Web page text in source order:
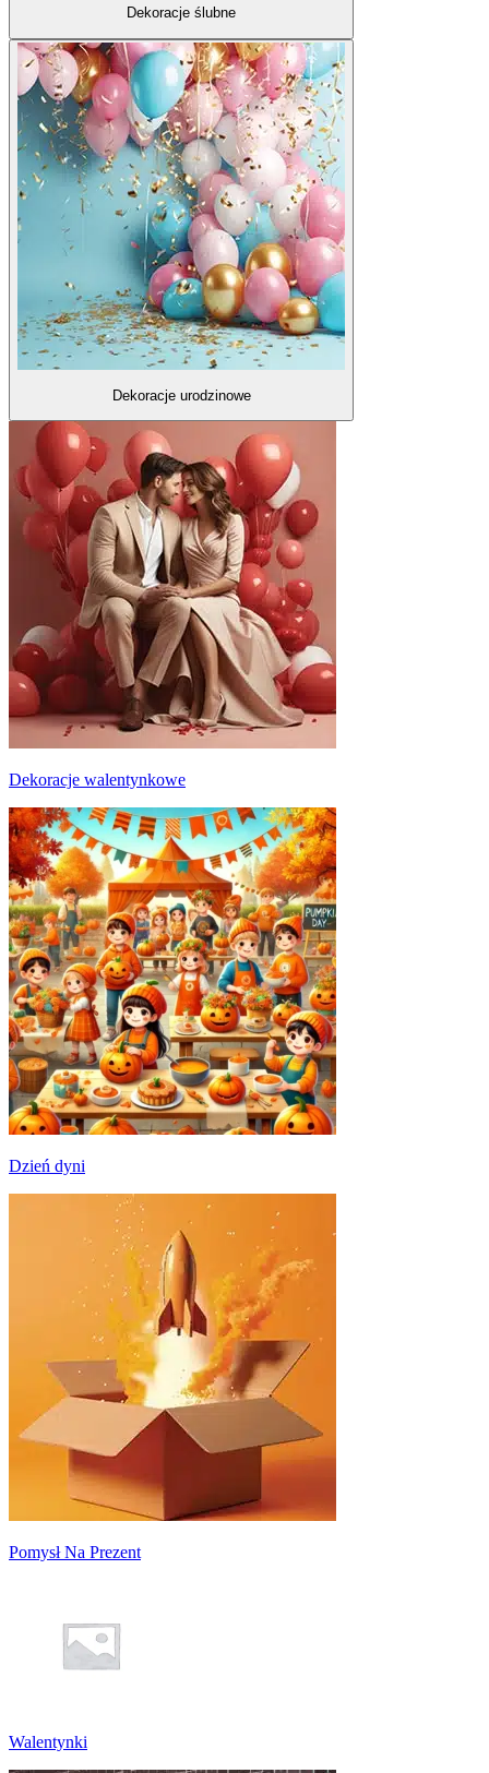
Dekoracje ślubne
Dekoracje urodzinowe
Dekoracje walentynkowe
Dzień dyni
Pomysł Na Prezent
Walentynki